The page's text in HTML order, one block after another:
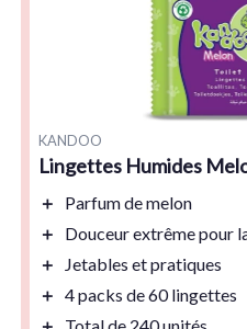
KANDOO
Lingettes Humides
＋ Parfum demelon
＋
Douceur extrêmepour
＋
Jetables et pratiques
＋ 4 packs de 60 lingettes
＋
Total de 240 unités